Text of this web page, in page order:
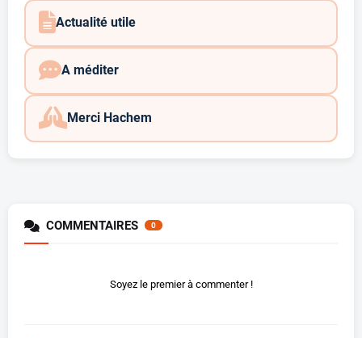
Actualité utile
A méditer
Merci Hachem
COMMENTAIRES 0
Soyez le premier à commenter !